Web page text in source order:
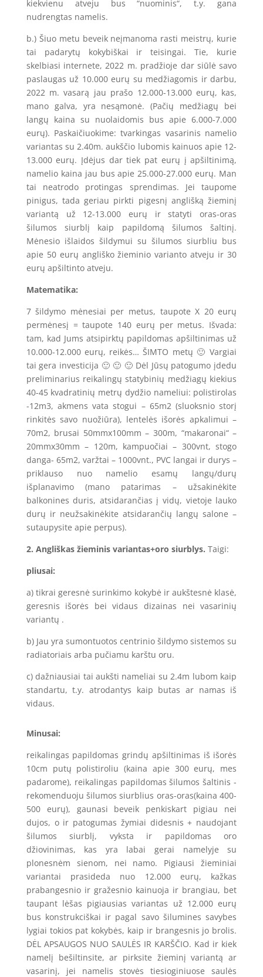
kiekvienu atveju bus “nuominis“, t.y. gana
nudrengtas namelis.
b.) Šiuo metu beveik neįmanoma rasti meistrų, kurie
tai padarytų kokybiškai ir teisingai. Tie, kurie
skelbiasi internete, 2022 m. pradžioje dar siūlė savo
paslaugas už 10.000 eurų su medžiagomis ir darbu,
2022 m. vasarą jau prašo 12.000-13.000 eurų, kas,
mano galva, yra nesąmonė. (Pačių medžiagų bei
langų kaina su nuolaidomis bus apie 6.000-7.000
eurų). Paskaičiuokime: tvarkingas vasarinis namelio
variantas su 2.40m. aukščio lubomis kainuos apie 12-
13.000 eurų. Įdėjus dar tiek pat eurų į apšiltinimą,
namelio kaina jau bus apie 25.000-27.000 eurų. Man
tai neatrodo protingas sprendimas. Jei taupome
pinigus, tada geriau pirkti pigesnį anglišką žieminį
variantą už 12-13.000 eurų ir statyti oras-oras
šilumos siurblį kaip papildomą šilumos šaltinį.
Mėnesio išlaidos šildymui su šilumos siurbliu bus
apie 50 eurų angliško žieminio varianto atveju ir 30
eurų apšiltinto atveju.
Matematika:
7 šildymo mėnesiai per metus, taupote X 20 eurų
permėnesį = taupote 140 eurų per metus. Išvada:
tam, kad Jums atsipirktų papildomas apšiltinimas už
10.000-12.000 eurų, reikės… ŠIMTO metų 🙂 Vargiai
tai gera investicija 🙂 🙂 🙂 Dėl Jūsų patogumo įdedu
preliminarius reikalingų statybinių medžiagų kiekius
40-45 kvadratinių metrų dydžio nameliui: polistirolas
-12m3, akmens vata stogui – 65m2 (sluoksnio storį
rinkitės savo nuožiūra), lentelės išorės apkalimui –
70m2, brusai 50mmx100mm – 300m, “makaronai“ –
20mmx30mm – 120m, kampuočiai – 300vnt, stogo
danga- 65m2, varžtai – 1000vnt., PVC langai ir durys –
priklauso nuo namelio esamų langų/durų
išplanavimo (mano patarimas – užsakinėkite
balkonines duris, atsidarančias į vidų, vietoje lauko
durų ir neužsakinėkite atsidarančių langų salone –
sutaupysite apie perpus).
2. Angliškas žieminis variantas+oro siurblys. Taigi:
pliusai:
a) tikrai geresnė surinkimo kokybė ir aukštesnė klasė,
geresnis išorės bei vidaus dizainas nei vasarinių
variantų .
b) Jau yra sumontuotos centrinio šildymo sistemos su
radiatoriais arba pučiamu karštu oru.
c) dažniausiai tai aukšti nameliai su 2.4m lubom kaip
standartu, t.y. atrodantys kaip butas ar namas iš
vidaus.
Minusai:
reikalingas papildomas grindų apšiltinimas iš išorės
10cm putų polistiroliu (kaina apie 300 eurų, mes
padarome), reikalingas papildomas šilumos šaltinis -
rekomenduoju šilumos siurblius oras-oras(kaina 400-
500 eurų), gaunasi beveik penkiskart pigiau nei
dujos, o ir patogumas žymiai didesnis + naudojant
šilumos siurblį, vyksta ir papildomas oro
džiovinimas, kas yra labai gerai namelyje su
plonesnėm sienom, nei namo. Pigiausi žieminiai
variantai prasideda nuo 12.000 eurų, kažkas
prabangesnio ir gražesnio kainuoja ir brangiau, bet
taupant lėšas pigiausias variantas už 12.000 eurų
bus konstrukciškai ir pagal savo šilumines savybes
lygiai tokios pat kokybės, kaip ir brangesnis jo brolis.
DĖL APSAUGOS NUO SAULĖS IR KARŠČIO. Kad ir kiek
namelį bešiltinsite, ar pirksite žieminį variantą ar
vasarinį, jei namelis stovės tiesioginiuose saulės